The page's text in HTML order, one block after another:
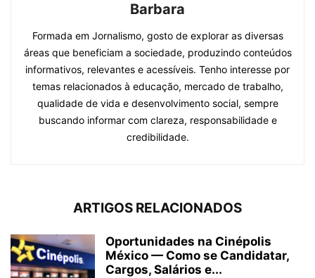
Barbara
Formada em Jornalismo, gosto de explorar as diversas
áreas que beneficiam a sociedade, produzindo conteúdos
informativos, relevantes e acessíveis. Tenho interesse por
temas relacionados à educação, mercado de trabalho,
qualidade de vida e desenvolvimento social, sempre
buscando informar com clareza, responsabilidade e
credibilidade.
ARTIGOS RELACIONADOS
Oportunidades na Cinépolis
México — Como se Candidatar,
Cargos, Salários e...